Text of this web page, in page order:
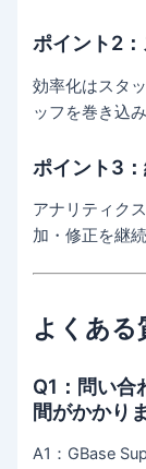
ポイント2
効率化はスタ
ッフを巻き込
ポイント3
アナリティク
加・修正を継
よくある
Q1：問い合
間がかかり
A1：GBase